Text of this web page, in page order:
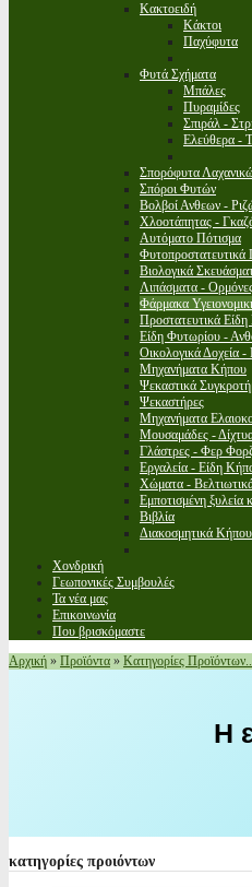
Κακτοειδή
Κάκτοι
Παχύφυτα
Φυτά Σχήματα
Μπάλες
Πυραμίδες
Σπιράλ -
Ελεύθερα -
Σπορόφυτα
Σπόροι Φυτών
Βολβοί Ανθεων -
Χλοοτάπητας -
Αυτόματο Πότισμα
Βιολογικά
Λιπάσματα -
Φάρμακα
Προστατευτικά Είδη
Είδη Φυτωρίου -
Οικολογικά Δοχεία
Μηχανήματα Κήπου
Ψεκαστικά
Ψεκαστήρες
Μηχανήματα
Μουσαμάδες -
Γλάστρες - Φερ
Εργαλεία - Είδη
Χώματα -
Εμποτισμένη ξυλεία
Βιβλία
Διακοσμητικά Κήπου
Χονδρική
Γεωπονικές Συμβουλές
Τα νέα μας
Επικοινωνία
Που βρισκόμαστε
Αρχική » Προϊόντα » Κατηγορίες
Η
κατηγορίες προιόντων